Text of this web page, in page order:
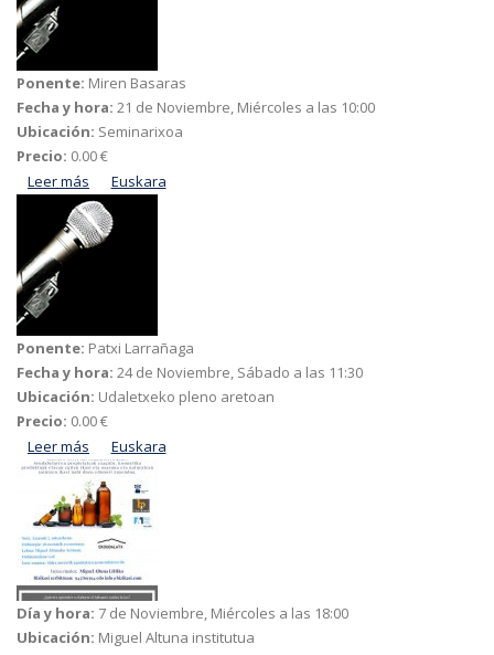
Ponente: Miren Basaras
Fecha y hora: 21 de Noviembre, Miércoles a las 10:00
Ubicación: Seminarixoa
Precio: 0.00 €
Leer más acerca de Zer dira birusak?
Euskara
Ponente: Patxi Larrañaga
Fecha y hora: 24 de Noviembre, Sábado a las 11:30
Ubicación: Udaletxeko pleno aretoan
Precio: 0.00 €
Leer más acerca de Abizenak, leinuak eta oinetxeak
Euskara
Día y hora: 7 de Noviembre, Miércoles a las 18:00
Ubicación: Miguel Altuna institutua